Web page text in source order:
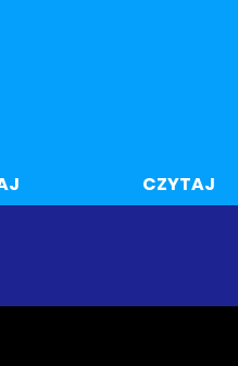
CZYTAJ